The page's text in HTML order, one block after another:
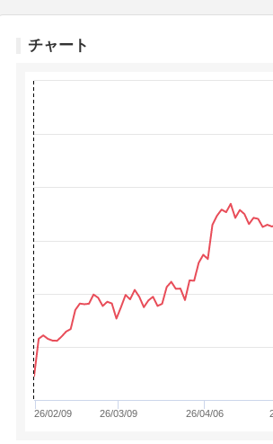
チャート
26/02/09 26/03/09 26/04/06